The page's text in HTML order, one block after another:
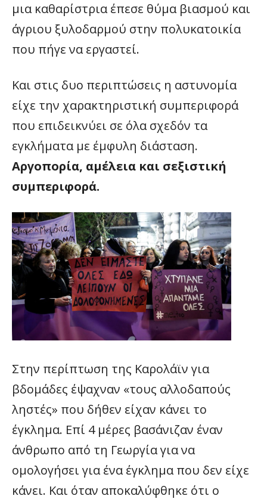
μια καθαρίστρια έπεσε θύμα βιασμού και
άγριου ξυλοδαρμού στην πολυκατοικία
που πήγε να εργαστεί.
Και στις δυο περιπτώσεις η αστυνομία
είχε την χαρακτηριστική συμπεριφορά
που επιδεικνύει σε όλα σχεδόν τα
εγκλήματα με έμφυλη διάσταση.
Αργοπορία, αμέλεια και σεξιστική
συμπεριφορά.
Στην περίπτωση της Καρολάϊν για
βδομάδες έψαχναν «τους αλλοδαπούς
ληστές» που δήθεν είχαν κάνει το
έγκλημα. Επί 4 μέρες βασάνιζαν έναν
άνθρωπο από τη Γεωργία για να
ομολογήσει για ένα έγκλημα που δεν είχε
κάνει. Και όταν αποκαλύφθηκε ότι ο